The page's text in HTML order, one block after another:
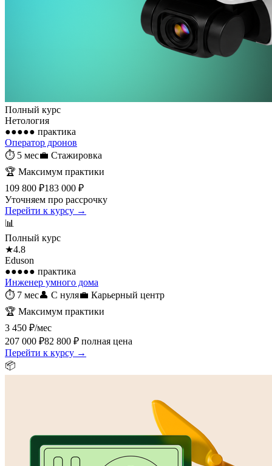
Полный курс
Нетология
●●●●● практика
Оператор дронов
⏱ 5 мес💼 Стажировка
🏆 Максимум практики
109 800 ₽183 000 ₽
Уточняем про рассрочку
Перейти к курсу →
📊
Полный курс
★4.8
Eduson
●●●●● практика
Инженер умного дома
⏱ 7 мес👤 С нуля💼 Карьерный центр
🏆 Максимум практики
3 450 ₽/мес
207 000 ₽82 800 ₽ полная цена
Перейти к курсу →
📦